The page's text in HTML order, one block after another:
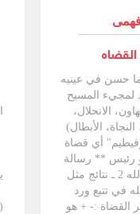
حسن في عينيه
الاستعداد لمجيء المسيح
الانحلال،
النجاة، الأبطال)
أي قضاة
رئيس ** رسالة
السفر :- 1 ـ ميلنا إلي الابتعاد عن الله 2 ـ نتائج مثل
3 ـ نعمة الله في تتبع ورد
القضاة :- + هو